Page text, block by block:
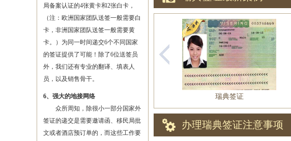
局备案认证的4张黄卡和2张白卡，
（注：欧洲国家团队送签一般需要白
卡，非洲国家团队送签一般需要黄
卡。）为同一时间递交6个不同国家
的签证提供了可能！除了6位送签员
外，我们还有专业的翻译、填表人
员，以及销售骨干。
6、强大的地接网络
众所周知，除很小一部分国家外
签证的递交是需要邀请函、移民局批
文或者酒店预订单的，而这些工作要
瑞典签证
办理瑞典签证注意事项